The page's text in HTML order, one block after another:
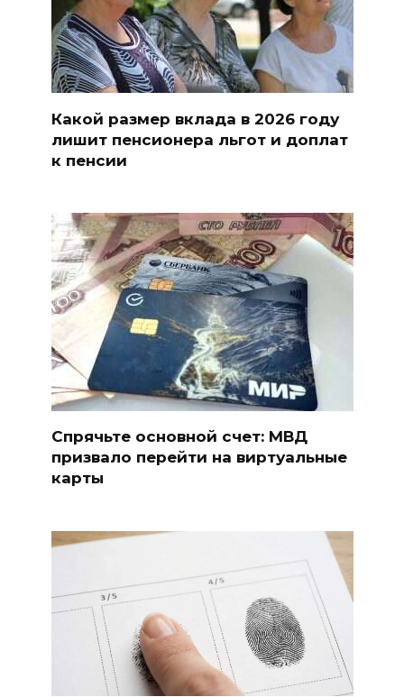
Какой размер вклада в 2026 году
лишит пенсионера льгот и доплат
к пенсии
Спрячьте основной счет: МВД
призвало перейти на виртуальные
карты